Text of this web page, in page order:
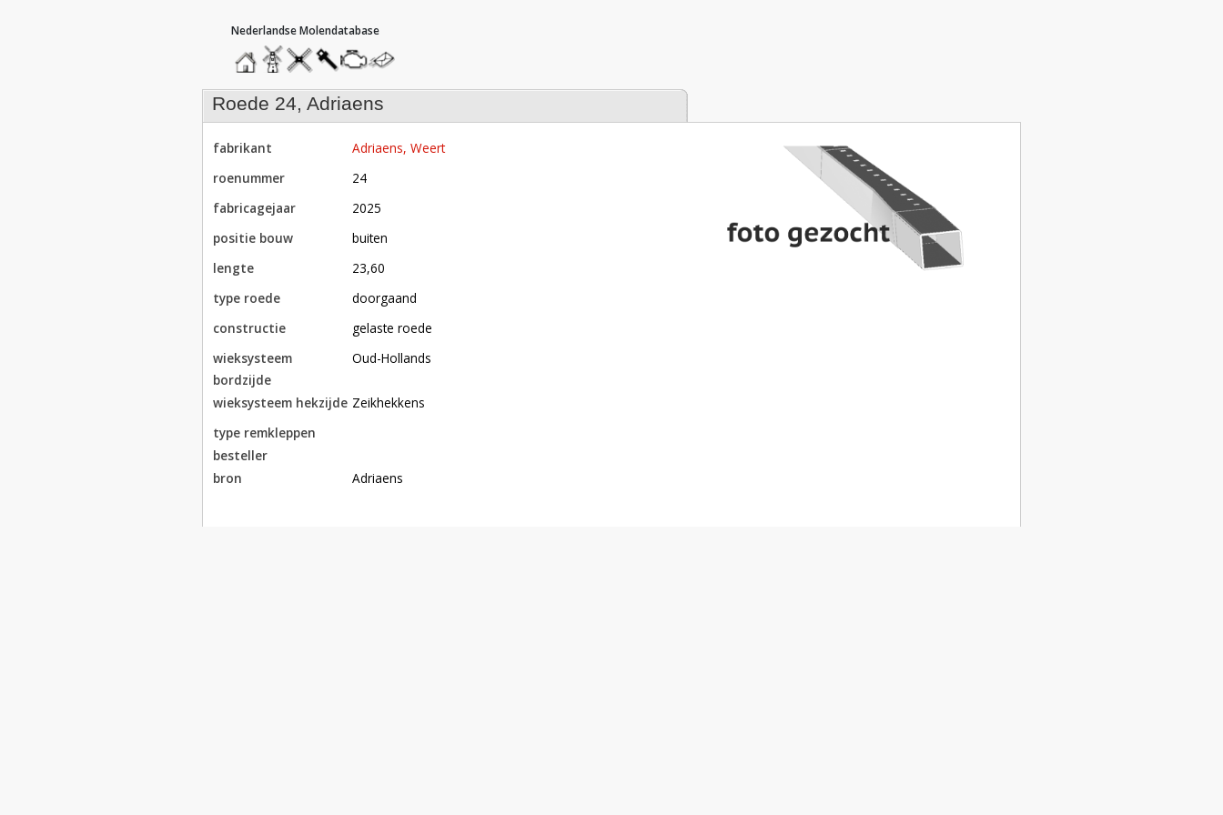
hoofdmenu
homemolendatabase
roedendatabase
assendatabase
motorendatabase
stuur
een
bericht
roede 24, Adriaens
fabrikant
Adriaens, Weert
roenummer
24
fabricagejaar
2025
positie bouw
buiten
lengte
23,60
type roede
doorgaand
constructie
gelaste roede
wieksysteem
bordzijde
Oud-Hollands
wieksysteem hekzijde Zeikhekkens
type remkleppen
besteller
bron
Adriaens